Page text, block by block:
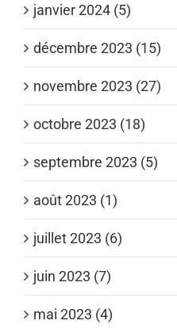
janvier 2024 (5)
décembre 2023 (15)
novembre 2023 (27)
octobre 2023 (18)
septembre 2023 (5)
août 2023 (1)
juillet 2023 (6)
juin 2023 (7)
mai 2023 (4)